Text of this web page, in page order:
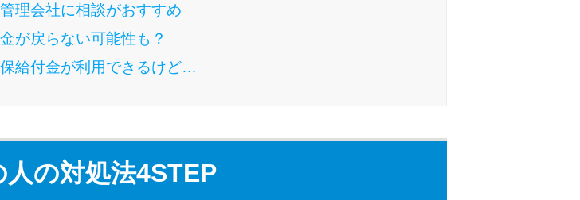
理会社に相談がおすすめ
が戻らない可能性も？
給付金が利用できるけど…
の対処法4STEP